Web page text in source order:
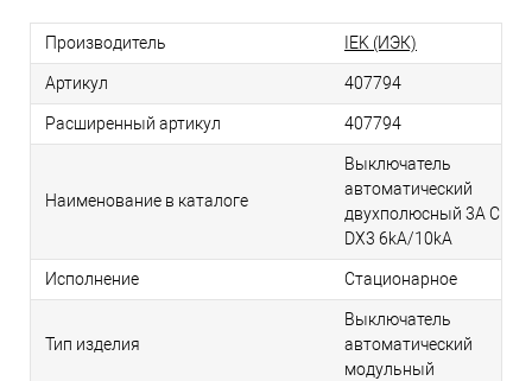
Производитель IEK (ИЭК)
Артикул 407794
Расширенный артикул 407794
Наименование в каталоге
Выключатель
автоматический
двухполюсный 3А С
DX3 6kA/10kA
Исполнение Стационарное
Тип изделия
Выключатель
автоматический
модульный